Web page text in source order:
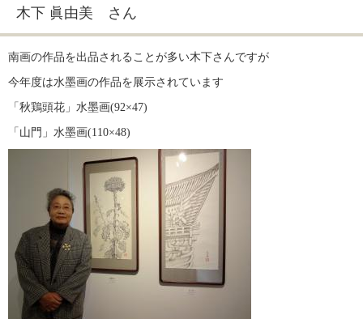
木下 眞由美 さん
南画の作品を出品されることが多い木下さんですが
今年度は水墨画の作品を展示されています
「秋鶏頭花」水墨画(92×47)
「山門」水墨画(110×48)